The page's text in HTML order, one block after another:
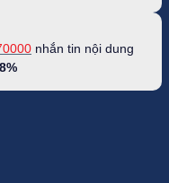
nhắn tin nội dung
8%